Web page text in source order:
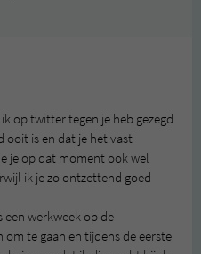
op twitter tegen je heb gezegd
ooit is en dat je het vast
je op dat moment ook wel
ik je zo ontzettend goed
een werkweek op de
te gaan en tijdens de eerste